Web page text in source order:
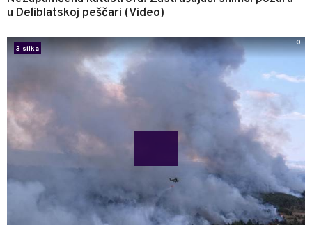
u Deliblatskoj peščari (Video)
3 slika
0